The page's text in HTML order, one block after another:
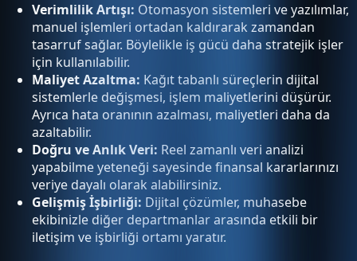
Verimlilik Artışı: Otomasyon sistemleri ve yazılımlar,
manuel işlemleri ortadan kaldırarak zamandan
tasarruf sağlar. Böylelikle iş gücü daha stratejik işler
için kullanılabilir.
Maliyet Azaltma: Kağıt tabanlı süreçlerin dijital
sistemlerle değişmesi, işlem maliyetlerini düşürür.
Ayrıca hata oranının azalması, maliyetleri daha da
azaltabilir.
Doğru ve Anlık Veri: Reel zamanlı veri analizi
yapabilme yeteneği sayesinde finansal kararlarınızı
veriye dayalı olarak alabilirsiniz.
Gelişmiş İşbirliği: Dijital çözümler, muhasebe
ekibinizle diğer departmanlar arasında etkili bir
iletişim ve işbirliği ortamı yaratır.